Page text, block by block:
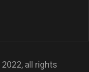
2022, all rights